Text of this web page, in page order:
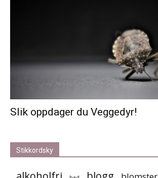
Slik oppdager du Veggedyr!
Stikkordsky